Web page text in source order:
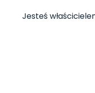
Jesteś